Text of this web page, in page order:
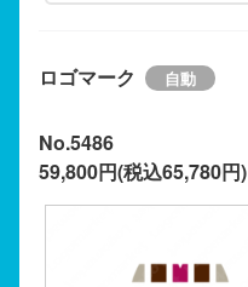
ロゴマーク
No.5486
59,800円(税込65,780円)